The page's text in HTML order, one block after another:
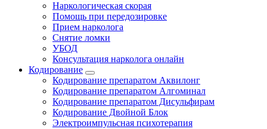
Наркологическая скорая
Помощь при передозировке
Прием нарколога
Снятие ломки
УБОД
Консультация нарколога онлайн
Кодирование
Кодирование препаратом Аквилонг
Кодирование препаратом Алгоминал
Кодирование препаратом Дисульфирам
Кодирование Двойной Блок
Электроимпульсная психотерапия